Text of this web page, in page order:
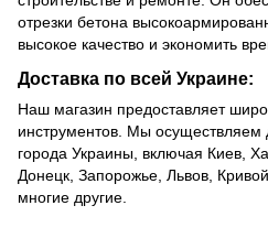
отрезки бетона
высокое качество и экономить
Доставка по всей Украине:
Наш магазин предоставляет
инструментов. Мы осуществляем
города Украины, включая Киев,
Донецк, Запорожье, Львов,
многие другие.